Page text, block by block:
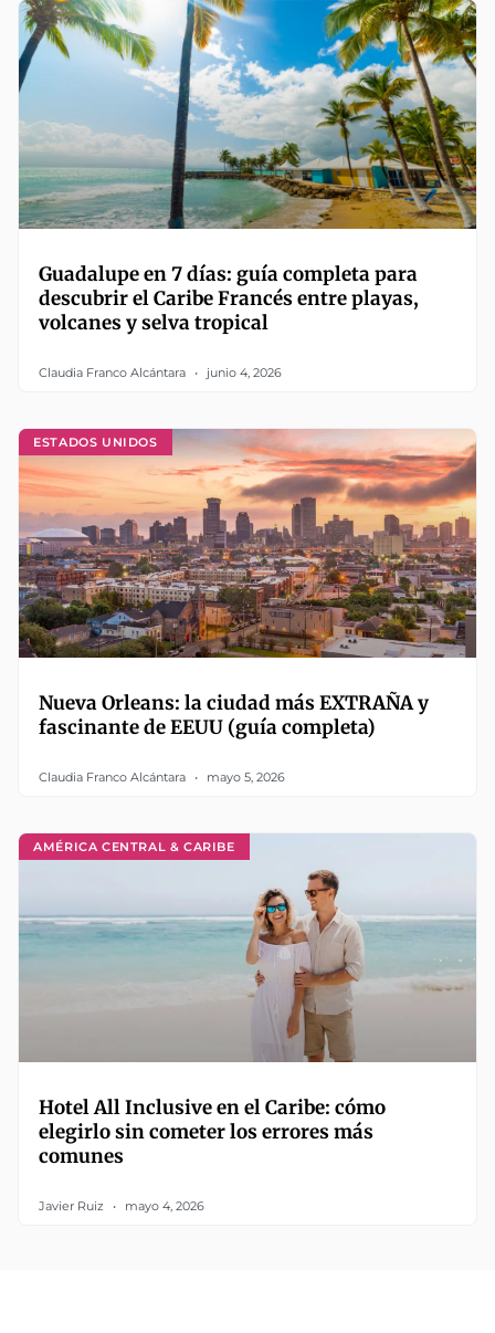
Guadalupe en 7 días: guía completa para
descubrir el Caribe Francés entre playas,
volcanes y selva tropical
Claudia Franco Alcántara junio 4, 2026
ESTADOS UNIDOS
Nueva Orleans: la ciudad más EXTRAÑA y
fascinante de EEUU (guía completa)
Claudia Franco Alcántara mayo 5, 2026
AMÉRICA CENTRAL & CARIBE
Hotel All Inclusive en el Caribe: cómo
elegirlo sin cometer los errores más
comunes
Javier Ruiz mayo 4, 2026